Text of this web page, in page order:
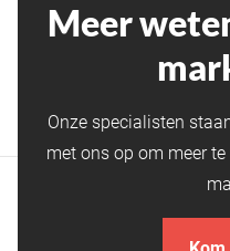
Meer
Onze specialisten
met ons op om meer